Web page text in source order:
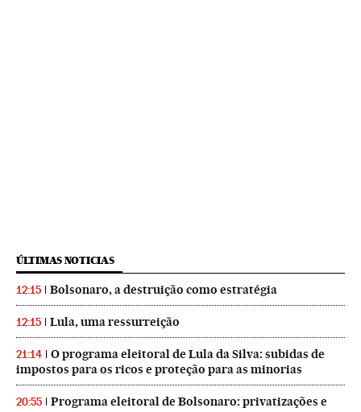
ÚLTIMAS NOTICIAS
12:15 Bolsonaro, a destruição como estratégia
12:15 Lula, uma ressurreição
21:14
O programa eleitoral de Lula da Silva: subidas de
impostos para os ricos e proteção para as minorias
20:55
Programa eleitoral de Bolsonaro: privatizações e